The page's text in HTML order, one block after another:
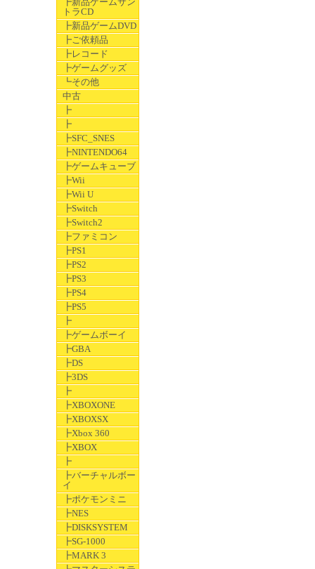
トラCD
┣新品ゲームDVD
┣ご依頼品
┣レコード
┣ゲームグッズ
┗その他
中古
┣
┣
┣SFC_SNES
┣NINTENDO64
┣ゲームキューブ
┣Wii
┣Wii U
┣Switch
┣Switch2
┣ファミコン
┣PS1
┣PS2
┣PS3
┣PS4
┣PS5
┣
┣ゲームボーイ
┣GBA
┣DS
┣3DS
┣
┣XBOXONE
┣XBOXSX
┣Xbox 360
┣XBOX
┣
┣バーチャルボー
イ
┣ポケモンミニ
┣NES
┣DISKSYSTEM
┣SG-1000
┣MARK 3